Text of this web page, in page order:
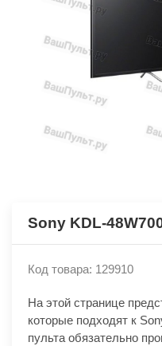
Sony KDL-
Код товара: 129910
На этой странице
которые подходят к
пульта обязательно